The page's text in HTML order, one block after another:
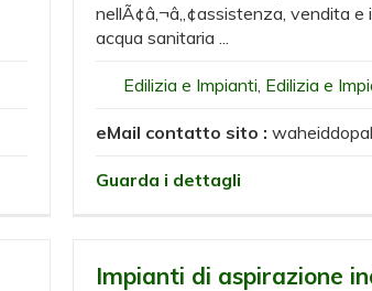
nellÃ¢â‚¬â„¢assistenza, vendita
acqua sanitaria ...
Edilizia e Impianti Edilizia e
eMail contatto sito :
Guarda i dettagli
Impianti di aspirazione